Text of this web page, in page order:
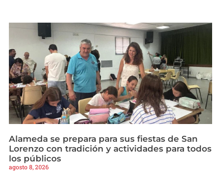
Alameda se prepara para sus fiestas de San
Lorenzo con tradición y actividades para todos
los públicos
agosto 8, 2026